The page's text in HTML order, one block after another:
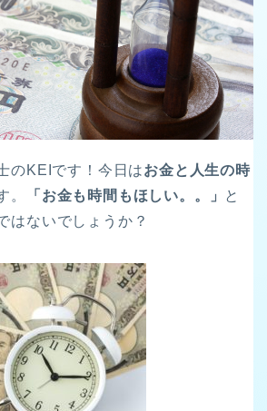
のKEIです！今日はお金と人生の時
。 「お金も時間もほしい。。」 と
はないでしょうか？